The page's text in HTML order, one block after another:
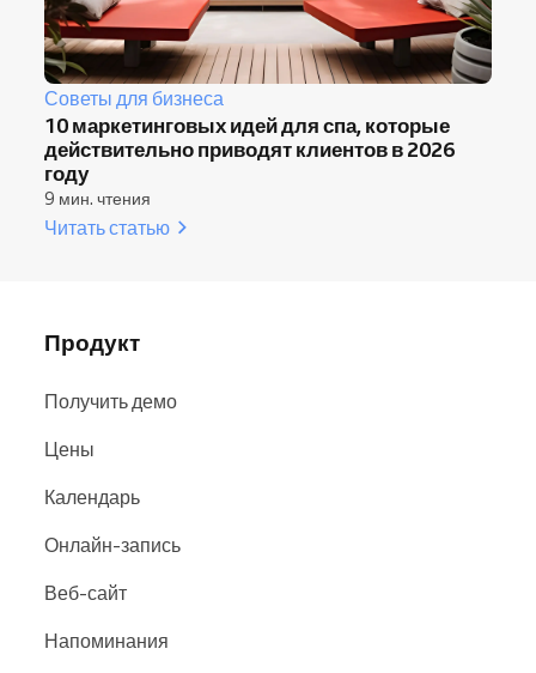
Советы для бизнеса
10 маркетинговых идей для спа, которые
действительно приводят клиентов в 2026
году
9 мин. чтения
Читать статью
Продукт
Получить демо
Цены
Календарь
Онлайн-запись
Веб-сайт
Напоминания